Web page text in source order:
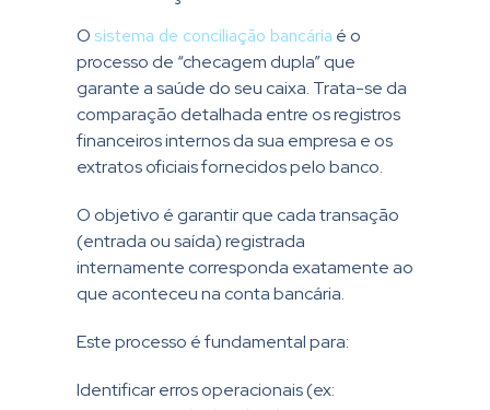
O sistema de conciliação bancária é o
processo de “checagem dupla” que
garante a saúde do seu caixa. Trata-se da
comparação detalhada entre os registros
financeiros internos da sua empresa e os
extratos oficiais fornecidos pelo banco.
O objetivo é garantir que cada transação
(entrada ou saída) registrada
internamente corresponda exatamente ao
que aconteceu na conta bancária.
Este processo é fundamental para:
Identificar erros operacionais (ex: